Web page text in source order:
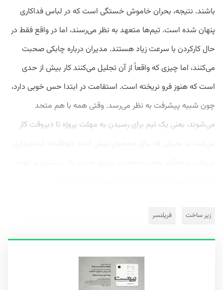
باشند. نتیجه، بحران خاموش خستگی است که در لباس فداکاری
پنهان شده است. تیم‌ها متعهد به نظر می‌رسند، اما در واقع فقط در
حال کارکردن با سرعت زیاد هستند. مدیران درباره چابکی صحبت
می‌کنند، اما چیزی که واقعاً از آن تجلیل می‌کنند کار بیش از حدی
است که هنوز فرو نریخته است. استقامت در ابتدا حس خوبی دارد،
چون شبیه پیشرفت به نظر می‌رسد. وقتی همه با هم متحد
می‌شوند، یعنی یک تیم برای رسیدن به مهلت پروژه تا دیروقت کار
زیر ساخت فریلنسر